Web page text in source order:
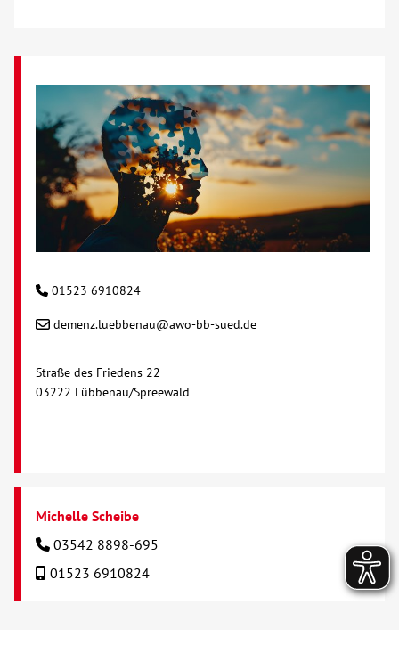
01523 6910824
demenz.luebbenau@awo-bb-sued.de
Straße des Friedens 22
03222 Lübbenau/Spreewald
Michelle Scheibe
03542 8898-695
01523 6910824